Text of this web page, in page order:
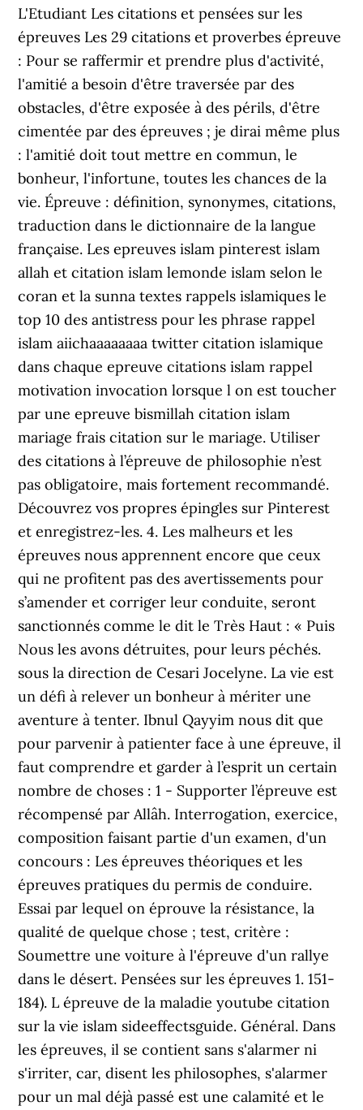
L'Etudiant Les citations et pensées sur les
épreuves Les 29 citations et proverbes épreuve
: Pour se raffermir et prendre plus d'activité,
l'amitié a besoin d'être traversée par des
obstacles, d'être exposée à des périls, d'être
cimentée par des épreuves ; je dirai même plus
: l'amitié doit tout mettre en commun, le
bonheur, l'infortune, toutes les chances de la
vie. Épreuve : définition, synonymes, citations,
traduction dans le dictionnaire de la langue
française. Les epreuves islam pinterest islam
allah et citation islam lemonde islam selon le
coran et la sunna textes rappels islamiques le
top 10 des antistress pour les phrase rappel
islam aiichaaaaaaaa twitter citation islamique
dans chaque epreuve citations islam rappel
motivation invocation lorsque l on est toucher
par une epreuve bismillah citation islam
mariage frais citation sur le mariage. Utiliser
des citations à l’épreuve de philosophie n’est
pas obligatoire, mais fortement recommandé.
Découvrez vos propres épingles sur Pinterest
et enregistrez-les. 4. Les malheurs et les
épreuves nous apprennent encore que ceux
qui ne profitent pas des avertissements pour
s’amender et corriger leur conduite, seront
sanctionnés comme le dit le Très Haut : « Puis
Nous les avons détruites, pour leurs péchés.
sous la direction de Cesari Jocelyne. La vie est
un défi à relever un bonheur à mériter une
aventure à tenter. Ibnul Qayyim nous dit que
pour parvenir à patienter face à une épreuve, il
faut comprendre et garder à l’esprit un certain
nombre de choses : 1 - Supporter l’épreuve est
récompensé par Allâh. Interrogation, exercice,
composition faisant partie d'un examen, d'un
concours : Les épreuves théoriques et les
épreuves pratiques du permis de conduire.
Essai par lequel on éprouve la résistance, la
qualité de quelque chose ; test, critère :
Soumettre une voiture à l'épreuve d'un rallye
dans le désert. Pensées sur les épreuves 1. 151-
184). L épreuve de la maladie youtube citation
sur la vie islam sideeffectsguide. Général. Dans
les épreuves, il se contient sans s'alarmer ni
s'irriter, car, disent les philosophes, s'alarmer
pour un mal déjà passé est une calamité et le